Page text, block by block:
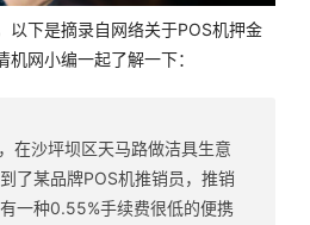
以下是摘录自网络关于POS机押金
机网小编一起了解一下：
在沙坪坝区天马路做洁具生意
了某品牌POS机推销员，推销
一种0.55%手续费很低的便携